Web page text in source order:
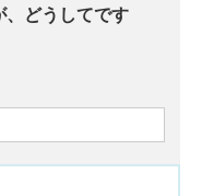
どうしてです